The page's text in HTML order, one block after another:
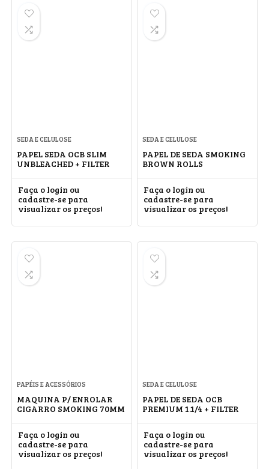
SEDA E CELULOSE
PAPEL SEDA OCB SLIM
UNBLEACHED + FILTER
Faça o login ou
cadastre-se para
visualizar os preços!
SEDA E CELULOSE
PAPEL DE SEDA SMOKING
BROWN ROLLS
Faça o login ou
cadastre-se para
visualizar os preços!
PAPÉIS E ACESSÓRIOS
MAQUINA P/ ENROLAR
CIGARRO SMOKING 70MM
Faça o login ou
cadastre-se para
visualizar os preços!
SEDA E CELULOSE
PAPEL DE SEDA OCB
PREMIUM 1.1/4 + FILTER
Faça o login ou
cadastre-se para
visualizar os preços!